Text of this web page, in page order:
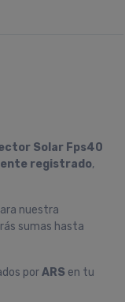
Solar Fps40
registrado,
nuestra
sumas hasta
porARS en tu